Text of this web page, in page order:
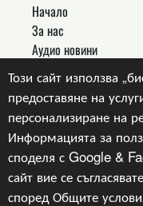
Този сайт използва
предоставяне на
персонализиране на
Информацията за
споделя с Google &
сайт вие се
споредОбщите
Начало
За нас
Аудио новини
Връзки
Контакти
Copyright ©